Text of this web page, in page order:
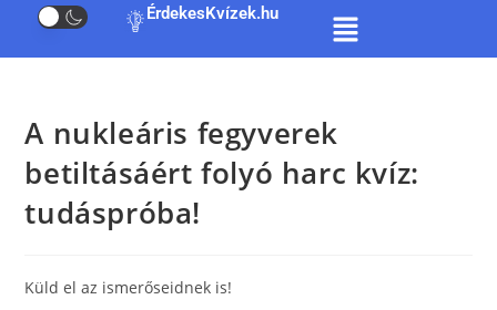
ÉrdekesKvízek.hu
A nukleáris fegyverek
betiltásáért folyó harc kvíz:
tudáspróba!
Küld el az ismerőseidnek is!